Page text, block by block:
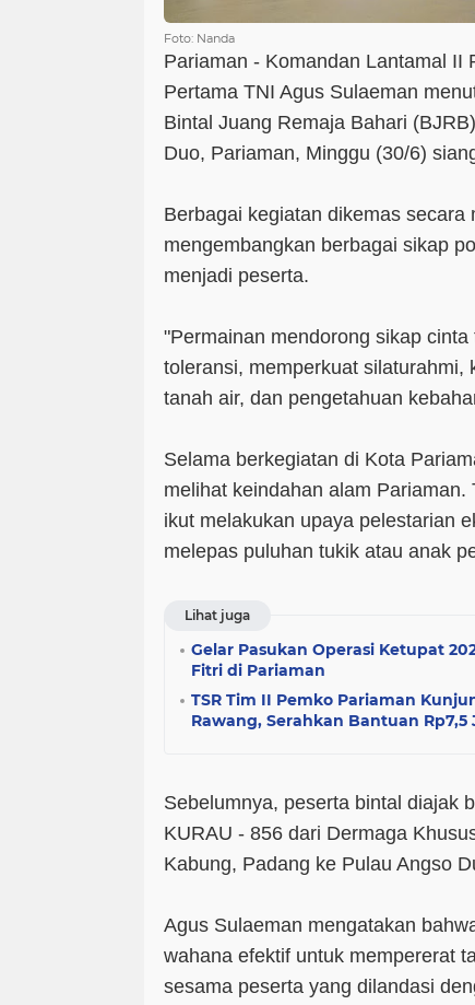
Foto: Nanda
Pariaman - Komandan Lantamal II
Pertama TNI Agus Sulaeman
Bintal Juang Remaja Bahari
Duo, Pariaman, Minggu (30/6)
Berbagai kegiatan dikemas secara
mengembangkan berbagai sikap
menjadi peserta.
"Permainan mendorong sikap
toleransi, memperkuat silaturahmi,
tanah air, dan pengetahuan
Selama berkegiatan di Kota
melihat keindahan alam
ikut melakukan upaya pelestarian
melepas puluhan tukik atau
Lihat juga
Gelar Pasukan Operasi Ketupat
Fitri di Pariaman
TSR Tim II Pemko Pariaman
Rawang, Serahkan Bantuan Rp7,5
Sebelumnya, peserta bintal diajak
KURAU - 856 dari Dermaga
Kabung, Padang ke Pulau Angso
Agus Sulaeman mengatakan
wahana efektif untuk mempererat
sesama peserta yang dilandasi